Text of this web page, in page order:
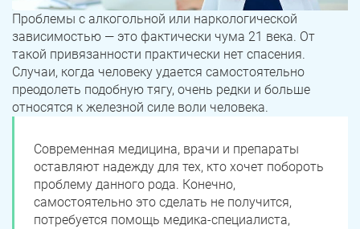
Проблемы с алкогольной или наркологической
зависимостью — это фактически чума 21 века. От
такой привязанности практически нет спасения.
Случаи, когда человеку удается самостоятельно
преодолеть подобную тягу, очень редки и больше
относятся к железной силе воли человека.
Современная медицина, врачи и препараты
оставляют надежду для тех, кто хочет побороть
проблему данного рода. Конечно,
самостоятельно это сделать не получится,
потребуется помощь медика-специалиста,